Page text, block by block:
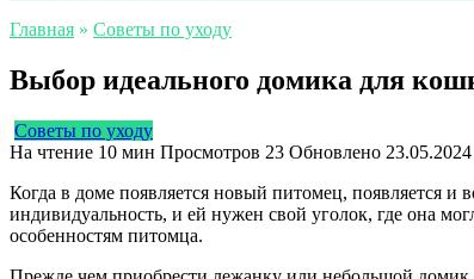
Главная » Советы по уходу
Выбор идеального домика для
Советы по уходу
На чтение 10 мин Просмотров 23 Обновлено 23.05.2024
Когда в доме появляется новый питомец, появляется и
индивидуальность, и ей нужен свой уголок, где она
особенностям питомца.